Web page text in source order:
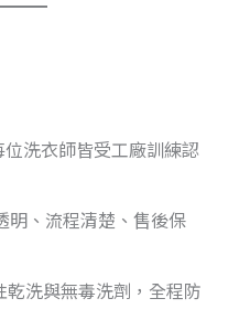
位洗衣師皆受工廠訓練認
明、流程清楚、售後保
乾洗與無毒洗劑，全程防